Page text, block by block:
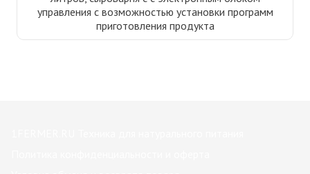
управления с возможностью установки программ
приготовления продукта